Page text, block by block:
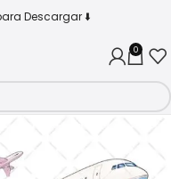
Descargar ⬇️
0